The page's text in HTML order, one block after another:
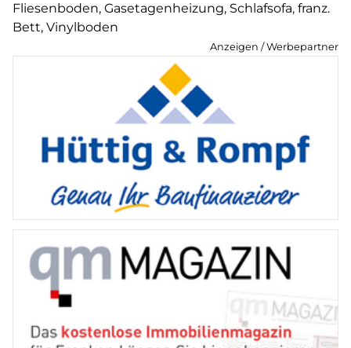
Fliesenboden, Gasetagenheizung, Schlafsofa, franz.
Bett, Vinylboden
Anzeigen / Werbepartner